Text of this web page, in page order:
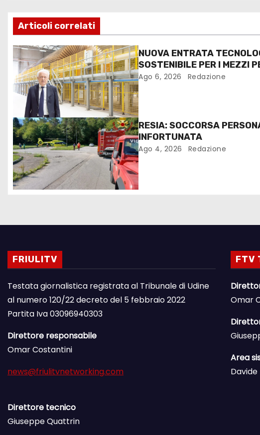
Articoli correlati
NUOVA ENTRATA
SOSTENIBILE PER I MEZZI
FANTONI DI OSOPPO
Ago 6, 2026 Redazione
RESIA: SOCCORSA
INFORTUNATA
Ago 4, 2026 Redazione
FRIULITV
Testata giornalistica registrata al Tribunale di Udine
al numero 120/22 decreto del 5 febbraio 2022
Partita Iva 03096940303
Direttore responsabile
Omar Costantini
news@friulitvnetworking.com
Direttore tecnico
Giuseppe Quattrin
FTV
Omar
Area
Davide